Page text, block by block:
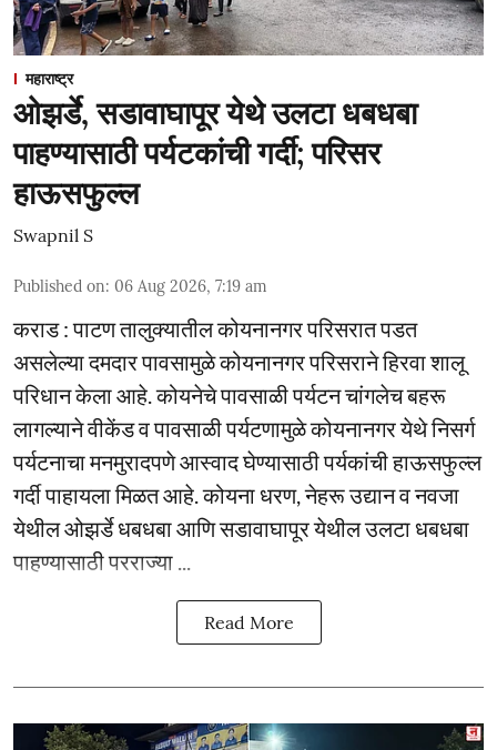
महाराष्ट्र
ओझर्डे, सडावाघापूर येथे उलटा धबधबा
पाहण्यासाठी पर्यटकांची गर्दी; परिसर
हाऊसफुल्ल
Swapnil S
Published on: 06 Aug 2026, 7:19 am
कराड : पाटण तालुक्यातील कोयनानगर परिसरात पडत
असलेल्या दमदार पावसामुळे कोयनानगर परिसराने हिरवा शालू
परिधान केला आहे. कोयनेचे पावसाळी पर्यटन चांगलेच बहरू
लागल्याने वीकेंड व पावसाळी पर्यटणामुळे कोयनानगर येथे निसर्ग
पर्यटनाचा मनमुरादपणे आस्वाद घेण्यासाठी पर्यकांची हाऊसफुल्ल
गर्दी पाहायला मिळत आहे. कोयना धरण, नेहरू उद्यान व नवजा
येथील ओझर्डे धबधबा आणि सडावाघापूर येथील उलटा धबधबा
पाहण्यासाठी परराज्या ...
Read More